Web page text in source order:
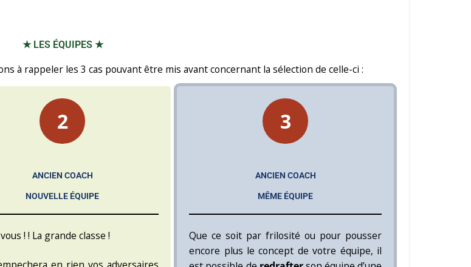
★ LES ÉQUIPES ★
à rappeler les 3 cas pouvant être mis avant concernant la sélection de celle-ci :
2
ANCIEN COACH
NOUVELLE ÉQUIPE
! ! La grande classe !
3
ANCIEN COACH
MÊME ÉQUIPE
Que ce soit par frilosité ou pour pousser
encore plus le concept de votre équipe, il